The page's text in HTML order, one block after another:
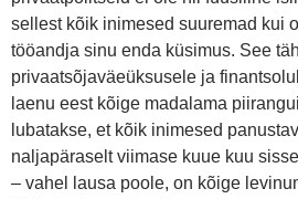
sellest kõik inimesed suuremad kui
tööandja sinu enda küsimus. See
privaatsõjaväeüksusele ja
laenu eest kõige madalama
lubatakse, et kõik inimesed
naljapäraselt viimase kuue kuu
– vahel lausa poole, on kõige